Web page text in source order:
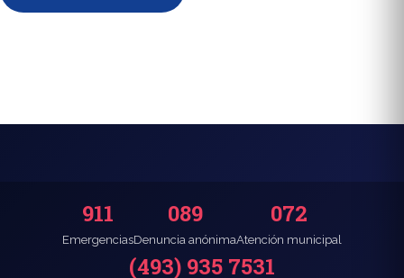
911
Emergencias
089
Denuncia anónima
072
Atención municipal
(493) 935 7531